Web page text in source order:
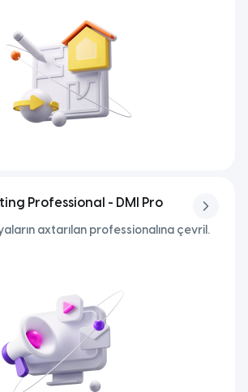
Professional - DMI Pro
axtarılan professionalına çevril.